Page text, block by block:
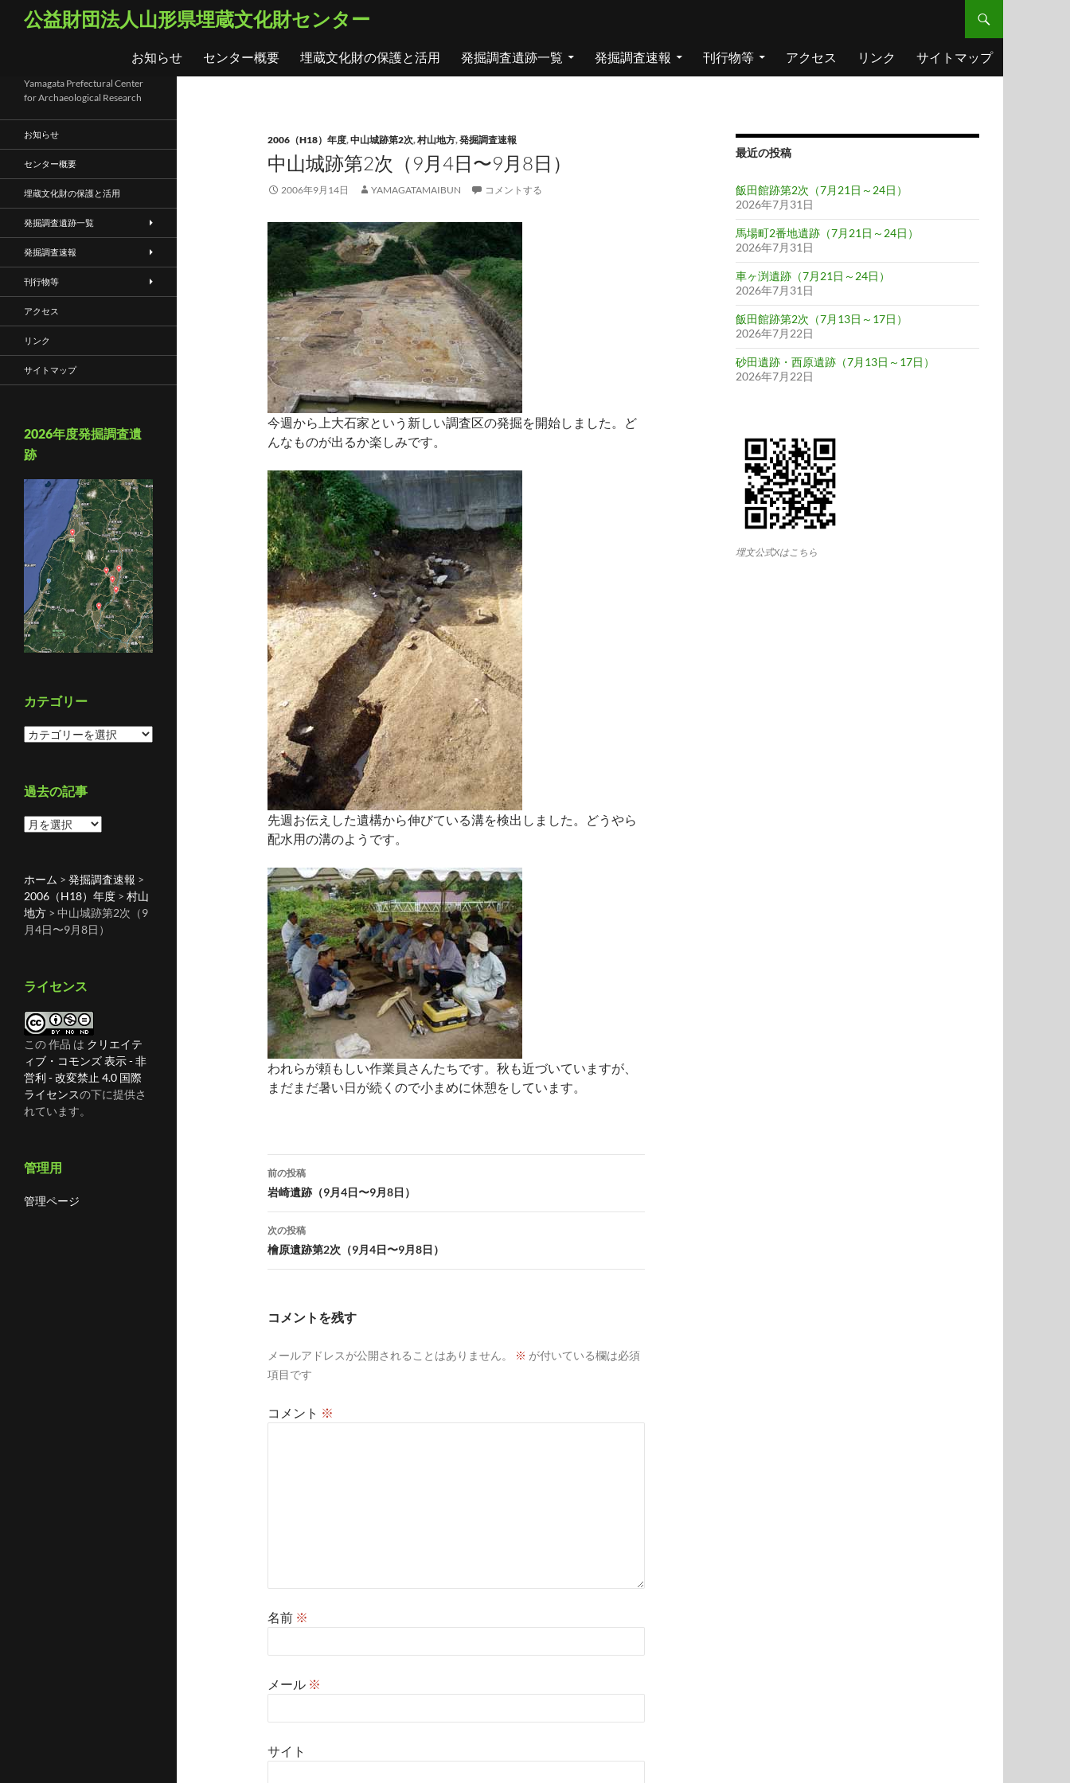
ス
プ
公益財団法人山形県埋蔵文化財センター
お知らせ
センター概要 埋蔵文化財の保護と活用 発掘調査遺跡一覧 発掘調査速報 刊行物等 アクセス リンク サイトマップ
2006（H18）年度,中山城跡第2次,村山地方,発掘調査速報
中山城跡第2次（9月4日〜9月8日）
2006年9月14日 YAMAGATAMAIBUN コメントする
今週から上大石家という新しい調査区の発掘を開始しました。ど
んなものが出るか楽しみです。
先週お伝えした遺構から伸びている溝を検出しました。どうやら
配水用の溝のようです。
われらが頼もしい作業員さんたちです。秋も近づいていますが、
まだまだ暑い日が続くので小まめに休憩をしています。
投
稿
ナ
ビ
ゲ
ョ
前の投稿
岩崎遺跡（9月4日〜9月8日）
次の投稿
檜原遺跡第2次（9月4日〜9月8日）
コメントを残す
メールアドレスが公開されることはありません。 ※ が付いている欄は必須
項目です
コメント ※
名前 ※
メール ※
サイト
最近の投稿
飯田館跡第2次（7月21日～24日）
2026年7月31日
馬場町2番地遺跡（7月21日～24日）
2026年7月31日
車ヶ渕遺跡（7月21日～24日）
2026年7月31日
飯田館跡第2次（7月13日～17日）
2026年7月22日
砂田遺跡・西原遺跡（7月13日～17日）
2026年7月22日
埋文公式Xはこちら
Yamagata Prefectural Center
for Archaeological Research
お知らせ
センター概要
埋蔵文化財の保護と活用
発掘調査遺跡一覧
発掘調査速報
刊行物等
アクセス
リンク
サイトマップ
2026年度発掘調査遺
跡
カテゴリー
カ
リ
ー
過去の記事
過
記
事
ホーム > 発掘調査速報 >
2006（H18）年度 > 村山
地方 > 中山城跡第2次（9
月4日〜9月8日）
ライセンス
この 作品 は クリエイテ
ィブ・コモンズ 表示 - 非
営利 - 改変禁止 4.0 国際
ライセンスの下に提供さ
れています。
管理用
管理ページ